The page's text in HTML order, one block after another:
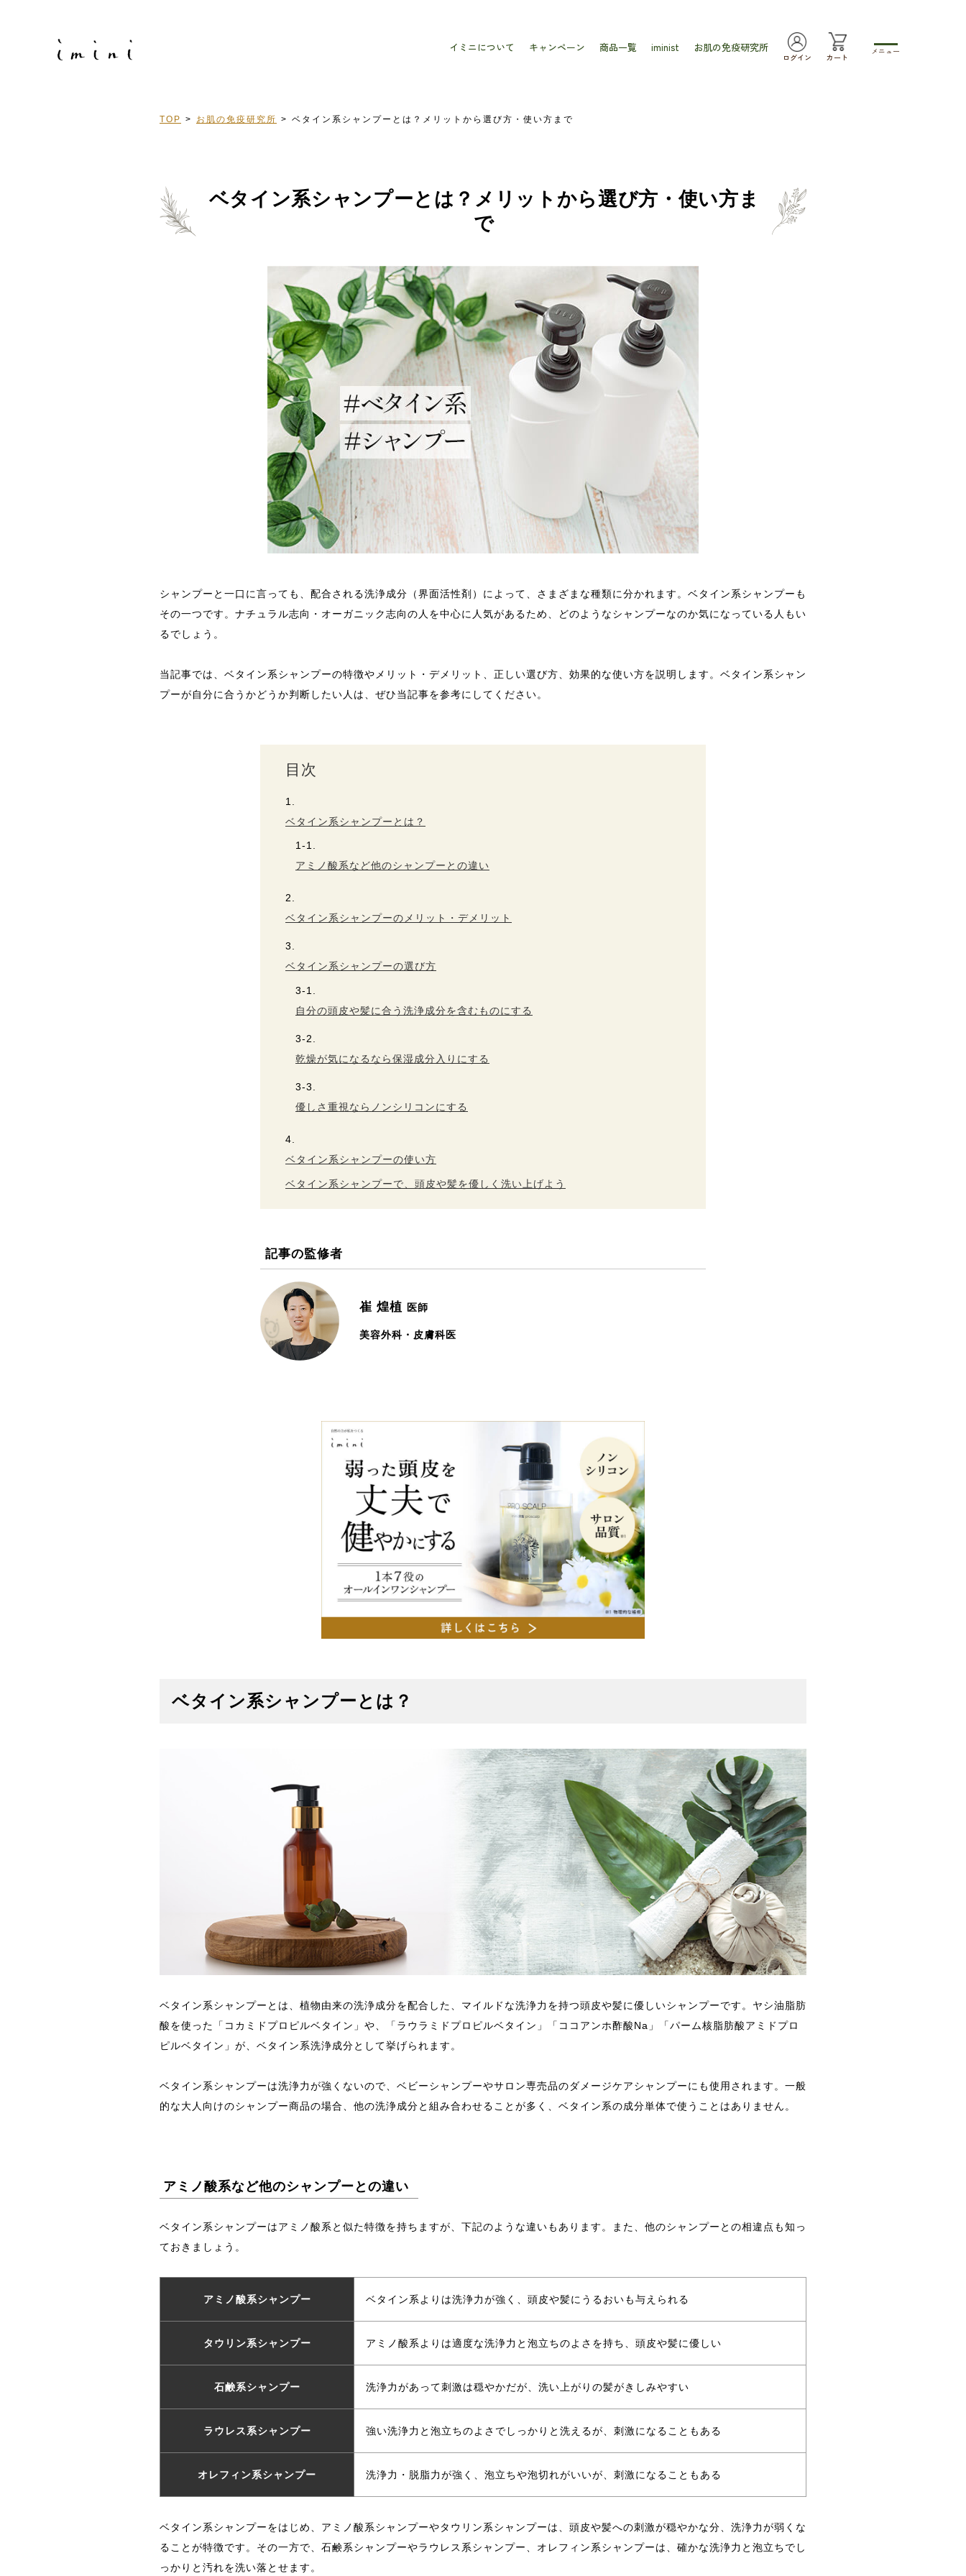
イミニについて キャンペーン 商品一覧 iminist お肌の免疫研究所
ログイン カート
メニュー
TOP お肌の免疫研究所 ベタイン系シャンプーとは？メリットから選び方・使い方まで
ベタイン系シャンプーとは？メリットから選び方・使い方ま
で
シャンプーと一口に言っても、配合される洗浄成分（界面活性剤）によって、さまざまな種類に分かれます。ベタイン系シャンプーも
その一つです。ナチュラル志向・オーガニック志向の人を中心に人気があるため、どのようなシャンプーなのか気になっている人もい
るでしょう。
当記事では、ベタイン系シャンプーの特徴やメリット・デメリット、正しい選び方、効果的な使い方を説明します。ベタイン系シャン
プーが自分に合うかどうか判断したい人は、ぜひ当記事を参考にしてください。
目次
ベタイン系シャンプーとは？
アミノ酸系など他のシャンプーとの違い
ベタイン系シャンプーのメリット・デメリット
ベタイン系シャンプーの選び方
自分の頭皮や髪に合う洗浄成分を含むものにする
乾燥が気になるなら保湿成分入りにする
優しさ重視ならノンシリコンにする
ベタイン系シャンプーの使い方
ベタイン系シャンプーで、頭皮や髪を優しく洗い上げよう
記事の監修者
崔 煌植 医師
美容外科・皮膚科医
ベタイン系シャンプーとは？
ベタイン系シャンプーとは、植物由来の洗浄成分を配合した、マイルドな洗浄力を持つ頭皮や髪に優しいシャンプーです。ヤシ油脂肪
酸を使った「コカミドプロピルベタイン」や、「ラウラミドプロピルベタイン」「ココアンホ酢酸Na」「パーム核脂肪酸アミドプロ
ピルベタイン」が、ベタイン系洗浄成分として挙げられます。
ベタイン系シャンプーは洗浄力が強くないので、ベビーシャンプーやサロン専売品のダメージケアシャンプーにも使用されます。一般
的な大人向けのシャンプー商品の場合、他の洗浄成分と組み合わせることが多く、ベタイン系の成分単体で使うことはありません。
アミノ酸系など他のシャンプーとの違い
ベタイン系シャンプーはアミノ酸系と似た特徴を持ちますが、下記のような違いもあります。また、他のシャンプーとの相違点も知っ
ておきましょう。
アミノ酸系シャンプー ベタイン系よりは洗浄力が強く、頭皮や髪にうるおいも与えられる
タウリン系シャンプー アミノ酸系よりは適度な洗浄力と泡立ちのよさを持ち、頭皮や髪に優しい
石鹸系シャンプー 洗浄力があって刺激は穏やかだが、洗い上がりの髪がきしみやすい
ラウレス系シャンプー 強い洗浄力と泡立ちのよさでしっかりと洗えるが、刺激になることもある
オレフィン系シャンプー 洗浄力・脱脂力が強く、泡立ちや泡切れがいいが、刺激になることもある
ベタイン系シャンプーをはじめ、アミノ酸系シャンプーやタウリン系シャンプーは、頭皮や髪への刺激が穏やかな分、洗浄力が弱くな
ることが特徴です。その一方で、石鹸系シャンプーやラウレス系シャンプー、オレフィン系シャンプーは、確かな洗浄力と泡立ちでし
っかりと汚れを洗い落とせます。